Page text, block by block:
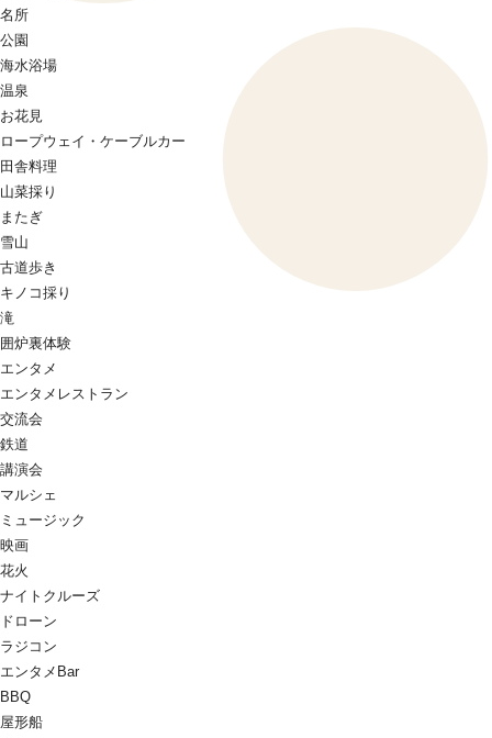
名所
公園
海水浴場
温泉
お花見
ロープウェイ・ケーブルカー
田舎料理
山菜採り
またぎ
雪山
古道歩き
キノコ採り
滝
囲炉裏体験
エンタメ
エンタメレストラン
交流会
鉄道
講演会
マルシェ
ミュージック
映画
花火
ナイトクルーズ
ドローン
ラジコン
エンタメBar
BBQ
屋形船